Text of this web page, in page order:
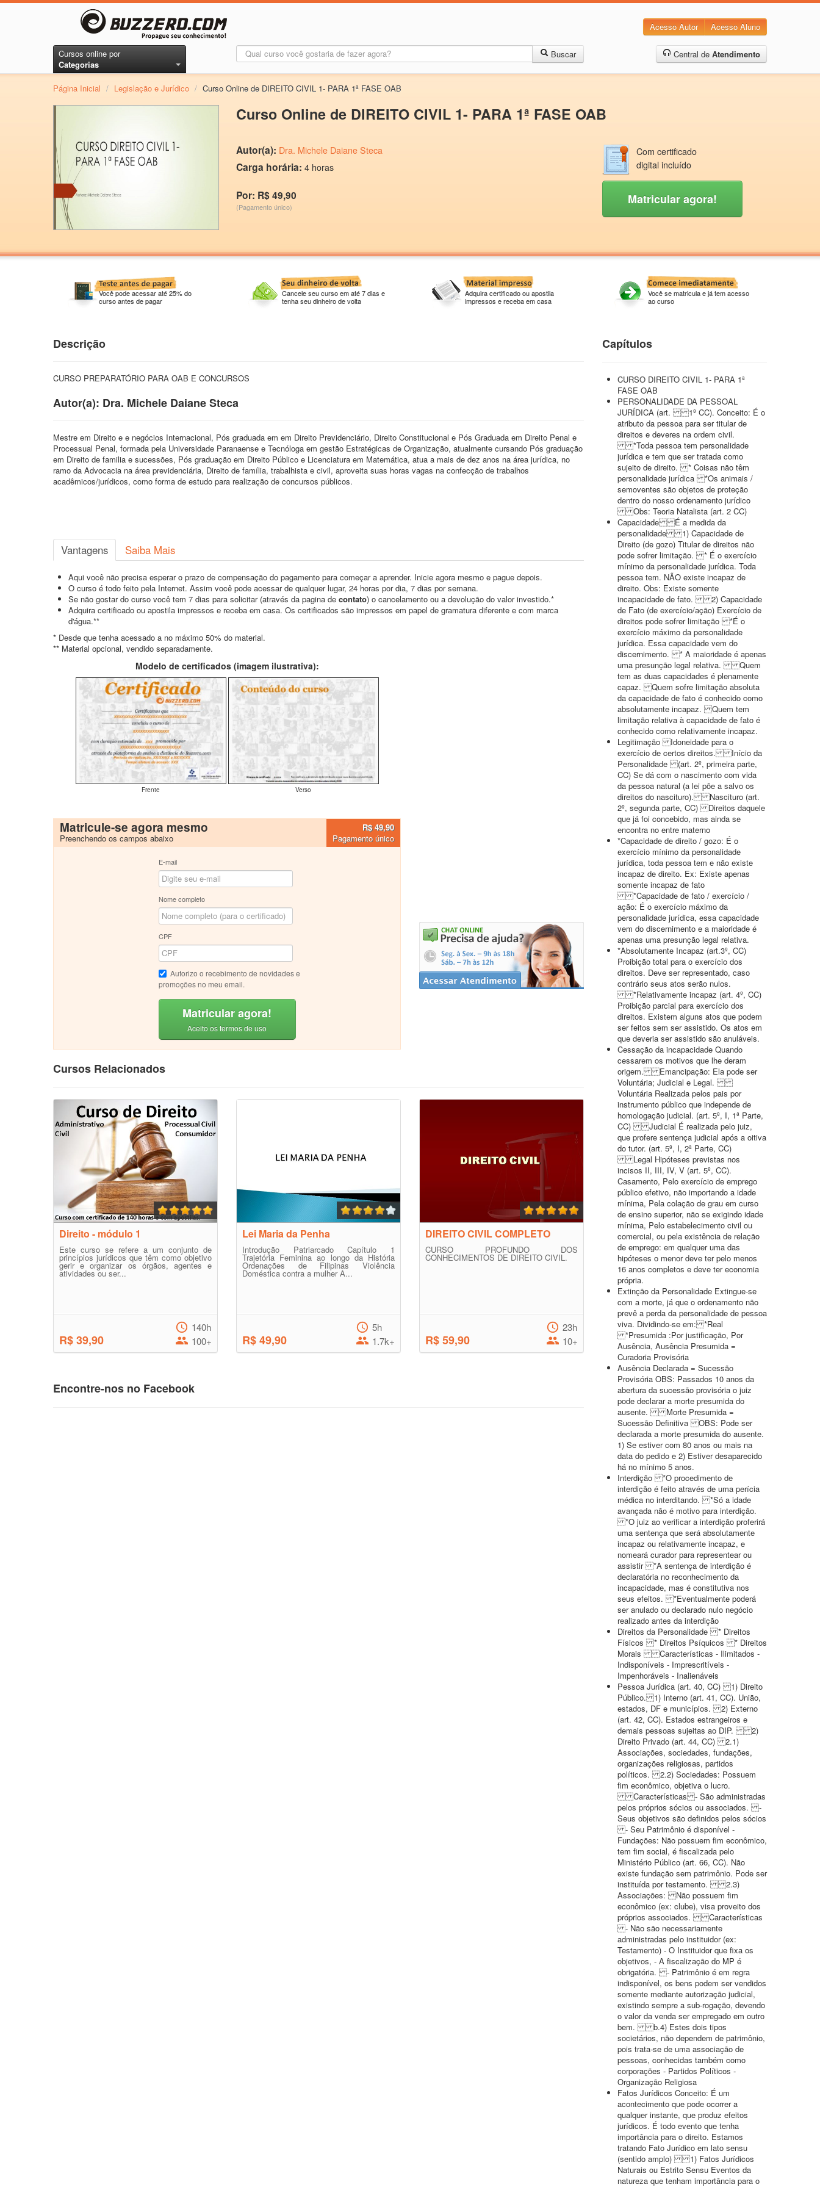
Acesso Autor Acesso Aluno
Cursos online por
Categorias
Buscar Central de Atendimento
Página Inicial / Legislação e Jurídico / Curso Online de DIREITO CIVIL 1- PARA 1ª FASE OAB
Curso Online de DIREITO CIVIL 1- PARA 1ª FASE OAB
Autor(a): Dra. Michele Daiane Steca
Carga horária: 4 horas
Por: R$ 49,90
(Pagamento único)
Com certificado
digital incluído
Matricular agora!
Você pode acessar até 25% do
curso antes de pagar
Cancele seu curso em até 7 dias e
tenha seu dinheiro de volta
Adquira certificado ou apostila
impressos e receba em casa
Você se matricula e já tem acesso
ao curso
Descrição
CURSO PREPARATÓRIO PARA OAB E CONCURSOS
Autor(a): Dra. Michele Daiane Steca
Mestre em Direito e e negócios Internacional, Pós graduada em em Direito Previdenciário, Direito Constitucional e Pós Graduada em Direito Penal e
Processual Penal, formada pela Universidade Paranaense e Tecnóloga em gestão Estratégicas de Organização, atualmente cursando Pós graduação
em Direito de familia e sucessões, Pós graduação em Direito Público e Licenciatura em Matemática, atua a mais de dez anos na área jurídica, no
ramo da Advocacia na área previdenciária, Direito de família, trabalhista e civil, aproveita suas horas vagas na confecção de trabalhos
acadêmicos/jurídicos, como forma de estudo para realização de concursos públicos.
Vantagens Saiba Mais
Aqui você não precisa esperar o prazo de compensação do pagamento para começar a aprender. Inicie agora mesmo e pague depois.
O curso é todo feito pela Internet. Assim você pode acessar de qualquer lugar, 24 horas por dia, 7 dias por semana.
Se não gostar do curso você tem 7 dias para solicitar (através da pagina de contato) o cancelamento ou a devolução do valor investido.*
Adquira certificado ou apostila impressos e receba em casa. Os certificados são impressos em papel de gramatura diferente e com marca
d'água.**
* Desde que tenha acessado a no máximo 50% do material.
** Material opcional, vendido separadamente.
Modelo de certificados (imagem ilustrativa):
Frente Verso
Matricule-se agora mesmo
Preenchendo os campos abaixo
R$ 49,90
Pagamento único
E-mail
Nome completo
CPF
Autorizo o recebimento de novidades e
promoções no meu email.
Matricular agora!
Aceito os termos de uso
Cursos Relacionados
Direito - módulo 1
Este curso se refere a um conjunto de
princípios jurídicos que têm como objetivo
gerir e organizar os órgãos, agentes e
atividades ou ser...
R$ 39,90
140h
100+
Lei Maria da Penha
Introdução Patriarcado Capítulo 1
Trajetória Feminina ao longo da História
Ordenações de Filipinas Violência
Doméstica contra a mulher A...
R$ 49,90
5h
1.7k+
DIREITO CIVIL COMPLETO
CURSO PROFUNDO DOS
CONHECIMENTOS DE DIREITO CIVIL.
R$ 59,90
23h
10+
Encontre-nos no Facebook
Capítulos
CURSO DIREITO CIVIL 1- PARA 1ª
FASE OAB
PERSONALIDADE DA PESSOAL
JURÍDICA (art. 1º CC). Conceito: É o
atributo da pessoa para ser titular de
direitos e deveres na ordem civil.
*Toda pessoa tem personalidade
jurídica e tem que ser tratada como
sujeito de direito. * Coisas não têm
personalidade jurídica *Os animais /
semoventes são objetos de proteção
dentro do nosso ordenamento jurídico
Obs: Teoria Natalista (art. 2 CC)
Capacidade É a medida da
personalidade 1) Capacidade de
Direito (de gozo) Titular de direitos não
pode sofrer limitação. * É o exercício
mínimo da personalidade jurídica. Toda
pessoa tem. NÃO existe incapaz de
direito. Obs: Existe somente
incapacidade de fato. 2) Capacidade
de Fato (de exercício/ação) Exercício de
direitos pode sofrer limitação *É o
exercício máximo da personalidade
jurídica. Essa capacidade vem do
discernimento. * A maioridade é apenas
uma presunção legal relativa. Quem
tem as duas capacidades é plenamente
capaz. Quem sofre limitação absoluta
da capacidade de fato é conhecido como
absolutamente incapaz. Quem tem
limitação relativa à capacidade de fato é
conhecido como relativamente incapaz.
Legitimação Idoneidade para o
exercício de certos direitos. Início da
Personalidade (art. 2º, primeira parte,
CC) Se dá com o nascimento com vida
da pessoa natural (a lei põe a salvo os
direitos do nascituro). Nascituro (art.
2º, segunda parte, CC) Direitos daquele
que já foi concebido, mas ainda se
encontra no entre materno
*Capacidade de direito / gozo: É o
exercício mínimo da personalidade
jurídica, toda pessoa tem e não existe
incapaz de direito. Ex: Existe apenas
somente incapaz de fato
*Capacidade de fato / exercício /
ação: É o exercício máximo da
personalidade jurídica, essa capacidade
vem do discernimento e a maioridade é
apenas uma presunção legal relativa.
*Absolutamente Incapaz (art.3º, CC)
Proibição total para o exercício dos
direitos. Deve ser representado, caso
contrário seus atos serão nulos.
*Relativamente incapaz (art. 4º, CC)
Proibição parcial para exercício dos
direitos. Existem alguns atos que podem
ser feitos sem ser assistido. Os atos em
que deveria ser assistido são anuláveis.
Cessação da incapacidade Quando
cessarem os motivos que lhe deram
origem. Emancipação: Ela pode ser
Voluntária; Judicial e Legal.
Voluntária Realizada pelos pais por
instrumento público que independe de
homologação judicial. (art. 5º, I, 1ª Parte,
CC) Judicial É realizada pelo juiz,
que profere sentença judicial após a oitiva
do tutor. (art. 5º, I, 2ª Parte, CC)
Legal Hipóteses previstas nos
incisos II, III, IV, V (art. 5º, CC).
Casamento, Pelo exercício de emprego
público efetivo, não importando a idade
mínima, Pela colação de grau em curso
de ensino superior, não se exigindo idade
mínima, Pelo estabelecimento civil ou
comercial, ou pela existência de relação
de emprego: em qualquer uma das
hipóteses o menor deve ter pelo menos
16 anos completos e deve ter economia
própria.
Extinção da Personalidade Extingue-se
com a morte, já que o ordenamento não
prevê a perda da personalidade de pessoa
viva. Dividindo-se em: *Real
*Presumida :Por justificação, Por
Ausência, Ausência Presumida =
Curadoria Provisória
Ausência Declarada = Sucessão
Provisória OBS: Passados 10 anos da
abertura da sucessão provisória o juiz
pode declarar a morte presumida do
ausente. Morte Presumida =
Sucessão Definitiva OBS: Pode ser
declarada a morte presumida do ausente.
1) Se estiver com 80 anos ou mais na
data do pedido e 2) Estiver desaparecido
há no mínimo 5 anos.
Interdição *O procedimento de
interdição é feito através de uma perícia
médica no interditando. *Só a idade
avançada não é motivo para interdição.
*O juiz ao verificar a interdição proferirá
uma sentença que será absolutamente
incapaz ou relativamente incapaz, e
nomeará curador para representear ou
assistir *A sentença de interdição é
declaratória no reconhecimento da
incapacidade, mas é constitutiva nos
seus efeitos. *Eventualmente poderá
ser anulado ou declarado nulo negócio
realizado antes da interdição
Direitos da Personalidade * Direitos
Físicos * Direitos Psíquicos * Direitos
Morais Características - Ilimitados -
Indisponíveis - Imprescritíveis -
Impenhoráveis - Inalienáveis
Pessoa Jurídica (art. 40, CC) 1) Direito
Público. 1) Interno (art. 41, CC). União,
estados, DF e municípios. 2) Externo
(art. 42, CC). Estados estrangeiros e
demais pessoas sujeitas ao DIP. 2)
Direito Privado (art. 44, CC) 2.1)
Associações, sociedades, fundações,
organizações religiosas, partidos
políticos. 2.2) Sociedades: Possuem
fim econômico, objetiva o lucro.
Características - São administradas
pelos próprios sócios ou associados. -
Seus objetivos são definidos pelos sócios
- Seu Patrimônio é disponível -
Fundações: Não possuem fim econômico,
tem fim social, é fiscalizada pelo
Ministério Público (art. 66, CC). Não
existe fundação sem patrimônio. Pode ser
instituída por testamento. 2.3)
Associações: Não possuem fim
econômico (ex: clube), visa proveito dos
próprios associados. Características
- Não são necessariamente
administradas pelo instituidor (ex:
Testamento) - O Instituidor que fixa os
objetivos, - A fiscalização do MP é
obrigatória. - Patrimônio é em regra
indisponível, os bens podem ser vendidos
somente mediante autorização judicial,
existindo sempre a sub-rogação, devendo
o valor da venda ser empregado em outro
bem. b.4) Estes dois tipos
societários, não dependem de patrimônio,
pois trata-se de uma associação de
pessoas, conhecidas também como
corporações - Partidos Políticos -
Organização Religiosa
Fatos Jurídicos Conceito: É um
acontecimento que pode ocorrer a
qualquer instante, que produz efeitos
jurídicos. É todo evento que tenha
importância para o direito. Estamos
tratando Fato Jurídico em lato sensu
(sentido amplo) 1) Fatos Jurídicos
Naturais ou Estrito Sensu Eventos da
natureza que tenham importância para o